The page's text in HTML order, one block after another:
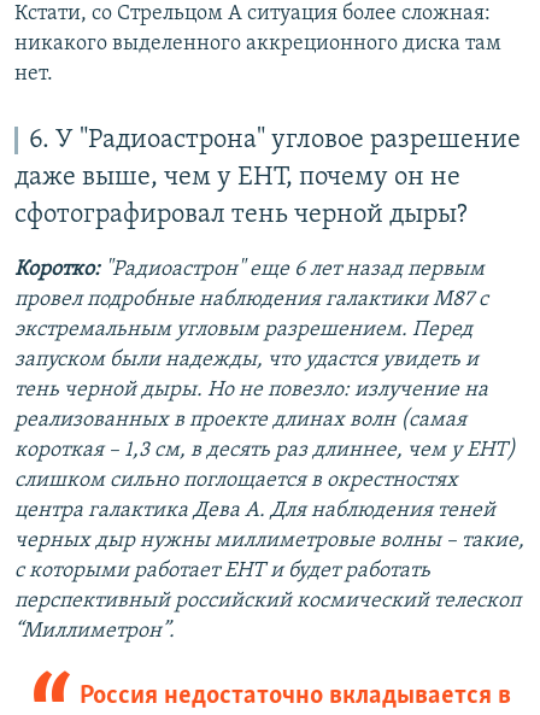
Кстати, со Стрельцом А ситуация более сложная:
никакого выделенного аккреционного диска там
нет.
6. У "Радиоастрона" угловое разрешение
даже выше, чем у EHT, почему он не
сфотографировал тень черной дыры?
Коротко:"Радиоастрон" еще 6 лет назад первым
провел подробные наблюдения галактики M87 с
экстремальным угловым разрешением. Перед
запуском были надежды, что удастся увидеть и
тень черной дыры. Но не повезло: излучение на
реализованных в проекте длинах волн (самая
короткая – 1,3 см, в десять раз длиннее, чем у EHT)
слишком сильно поглощается в окрестностях
центра галактика Дева А. Для наблюдения теней
черных дыр нужны миллиметровые волны – такие,
с которыми работает EHT и будет работать
перспективный российский космический телескоп
“Миллиметрон”.
Россия недостаточно вкладывается в